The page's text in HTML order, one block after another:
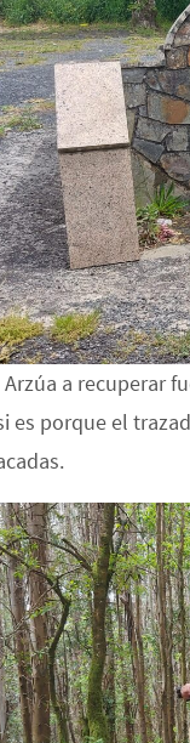
Arzúa a recuperar
es porque el